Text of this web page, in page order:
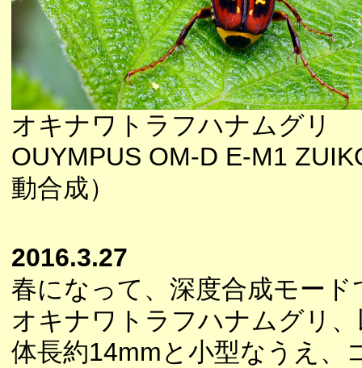
オキナワトラフハナムグリ
OUYMPUS OM-D E-M1
動合成）
2016.3.27
春になって、深度合成モー
オキナワトラフハナムグリ
体長約14mmと小型なうえ、